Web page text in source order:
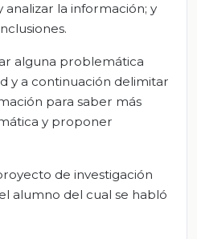
la información; y
alguna problemática
y a continuación delimitar
para saber más
y proponer
de investigación
alumno del cual se habló